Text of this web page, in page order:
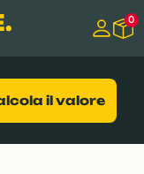
0
il valore